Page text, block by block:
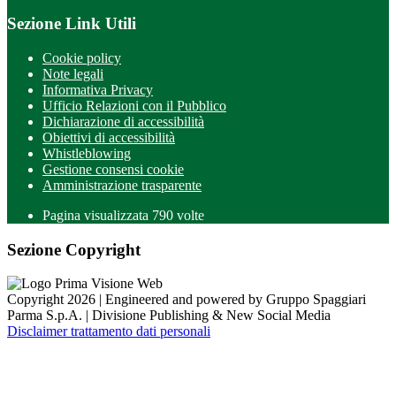
Sezione Link Utili
Cookie policy
Note legali
Informativa Privacy
Ufficio Relazioni con il Pubblico
Dichiarazione di accessibilità
Obiettivi di accessibilità
Whistleblowing
Gestione consensi cookie
Amministrazione trasparente
Pagina visualizzata 790 volte
Sezione Copyright
Copyright 2026 | Engineered and powered by Gruppo Spaggiari
Parma S.p.A. | Divisione Publishing & New Social Media
Disclaimer trattamento dati personali